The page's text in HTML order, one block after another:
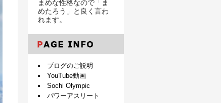
まめな性格なので「ま
めたろう」と良く言わ
れます。
ブログのご説明
YouTube動画
Sochi Olympic
パワーアスリート